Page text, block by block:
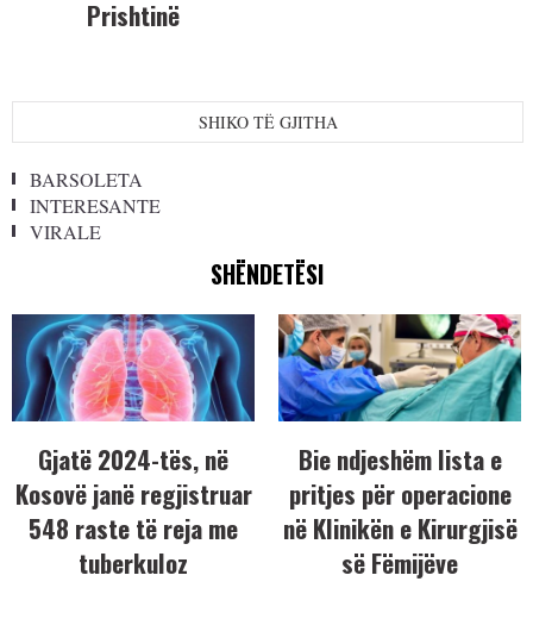
Prishtinë
SHIKO TË GJITHA
BARSOLETA
INTERESANTE
VIRALE
SHËNDETËSI
Gjatë 2024-tës, në
Kosovë janë regjistruar
548 raste të reja me
tuberkuloz
Bie ndjeshëm lista e
pritjes për operacione
në Klinikën e Kirurgjisë
së Fëmijëve